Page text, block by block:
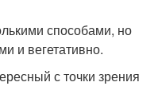
способами, но
и вегетативно.
с точки зрения